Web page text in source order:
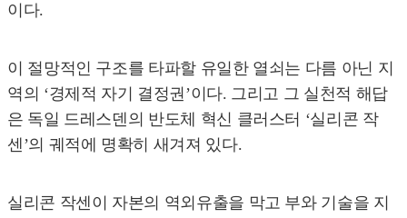
이다.
이 절망적인 구조를 타파할 유일한 열쇠는 다름 아닌 지
역의 ‘경제적 자기 결정권’이다. 그리고 그 실천적 해답
은 독일 드레스덴의 반도체 혁신 클러스터 ‘실리콘 작
센’의 궤적에 명확히 새겨져 있다.
실리콘 작센이 자본의 역외유출을 막고 부와 기술을 지